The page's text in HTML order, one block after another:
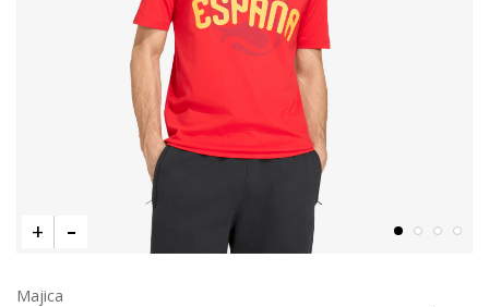
Majica